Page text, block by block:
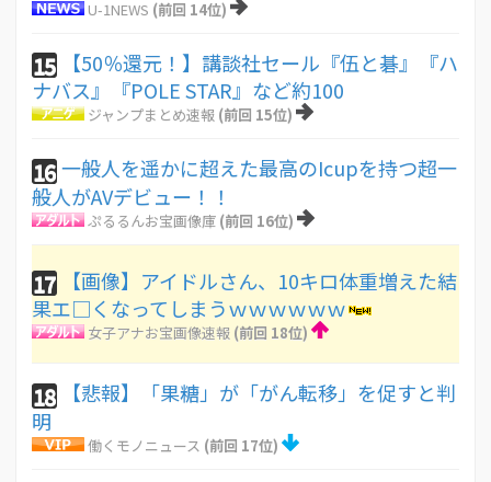
U-1NEWS (前回 14位)
15
【50％還元！】講談社セール『伍と碁』『ハ
ナバス』『POLE STAR』など約100
ジャンプまとめ速報 (前回 15位)
16一般人を遥かに超えた最高のIcupを持つ超一
般人がAVデビュー！！
ぷるるんお宝画像庫 (前回 16位)
17
【画像】アイドルさん、10キロ体重増えた結
果エ□くなってしまうｗｗｗｗｗｗ
女子アナお宝画像速報 (前回 18位)
18
【悲報】「果糖」が「がん転移」を促すと判
明
働くモノニュース (前回 17位)